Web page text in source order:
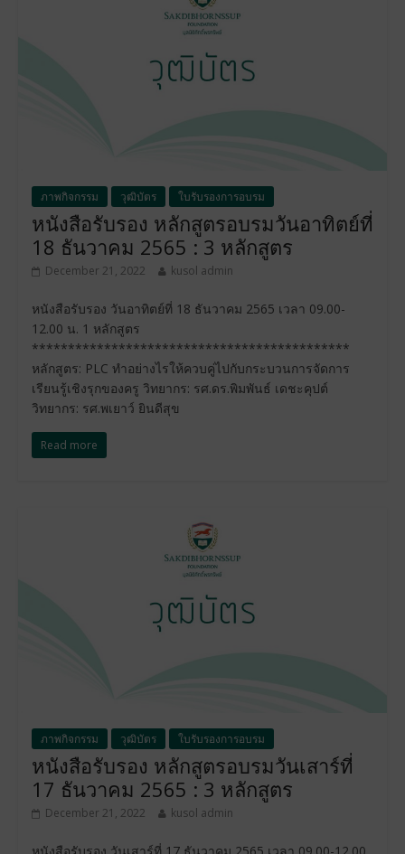
ภาพกิจกรรม วุฒิบัตร ใบรับรองการอบรม
หนังสือรับรอง หลักสูตรอบรมวันอาทิตย์ที่
18 ธันวาคม 2565 : 3 หลักสูตร
December 21, 2022 kusol admin
หนังสือรับรอง วันอาทิตย์ที่ 18 ธันวาคม 2565 เวลา 09.00-
12.00 น. 1 หลักสูตร
********************************************
หลักสูตร: PLC ทำอย่างไรให้ควบคู่ไปกับกระบวนการจัดการ
เรียนรู้เชิงรุกของครู วิทยากร: รศ.ดร.พิมพันธ์ เดชะคุปต์
วิทยากร: รศ.พเยาว์ ยินดีสุข
Read more
ภาพกิจกรรม วุฒิบัตร ใบรับรองการอบรม
หนังสือรับรอง หลักสูตรอบรมวันเสาร์ที่
17 ธันวาคม 2565 : 3 หลักสูตร
December 21, 2022 kusol admin